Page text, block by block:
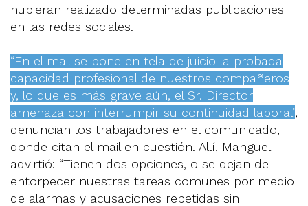
hubieran realizado determinadas publicaciones
en las redes sociales.
“En el mail se pone en tela de juicio la probada
capacidad profesional de nuestros compañeros
y, lo que es más grave aún, el Sr. Director
amenaza con interrumpir su continuidad laboral”,
denuncian los trabajadores en el comunicado,
donde citan el mail en cuestión. Allí, Manguel
advirtió: “Tienen dos opciones, o se dejan de
entorpecer nuestras tareas comunes por medio
de alarmas y acusaciones repetidas sin